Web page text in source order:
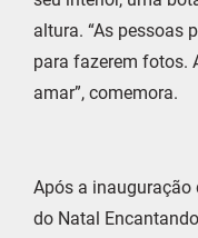
altura. “As pessoas
para fazerem fotos.
amar”, comemora.
Após a inauguração
do Natal